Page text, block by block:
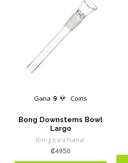
Gana 9 Coins
Bong Downstems Bowl
Largo
Bong para Fumar
₡4950